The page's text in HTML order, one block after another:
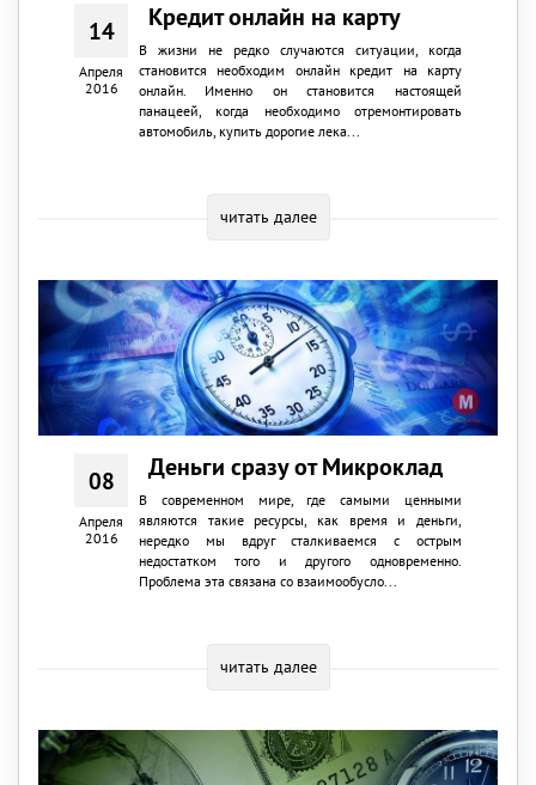
14
Апреля
2016
Кредит онлайн на карту
В жизни не редко случаются ситуации, когда
становится необходим онлайн кредит на карту
онлайн. Именно он становится настоящей
панацеей, когда необходимо отремонтировать
автомобиль, купить дорогие лека...
читать далее
08
Апреля
2016
Деньги сразу от Микроклад
В современном мире, где самыми ценными
являются такие ресурсы, как время и деньги,
нередко мы вдруг сталкиваемся с острым
недостатком того и другого одновременно.
Проблема эта связана со взаимообусло...
читать далее